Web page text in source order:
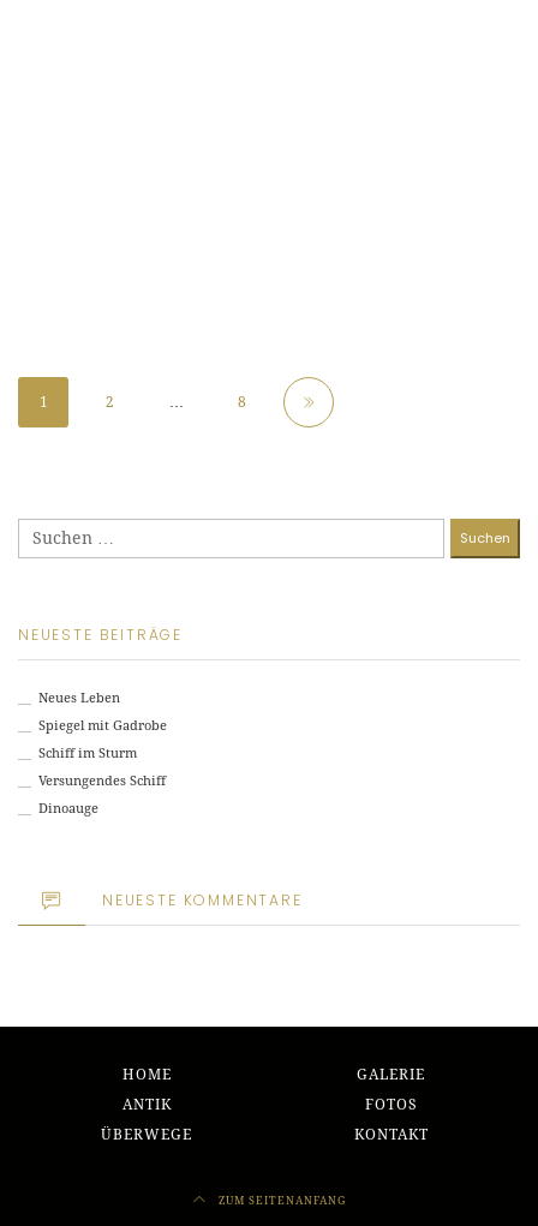
1 2 … 8
Suchen
nach:
NEUESTE BEITRÄGE
Neues Leben
Spiegel mit Gadrobe
Schiff im Sturm
Versungendes Schiff
Dinoauge
NEUESTE KOMMENTARE
HOME
GALERIE
ANTIK
FOTOS
ÜBERWEGE
KONTAKT
ZUM SEITENANFANG